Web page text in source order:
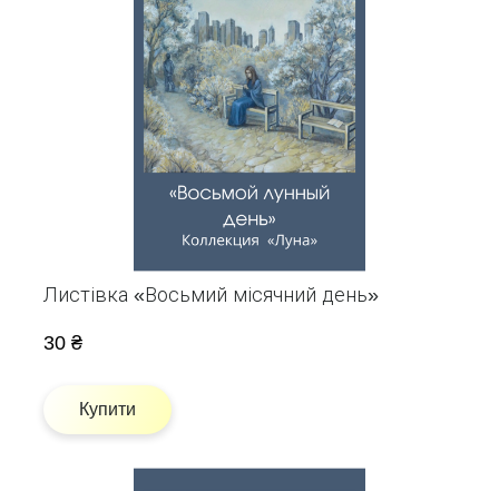
Листівка «Восьмий місячний день»
30 ₴
Купити